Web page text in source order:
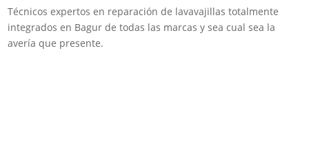
Técnicos expertos en reparación de lavavajillas totalmente
integrados en Bagur de todas las marcas y sea cual sea la
avería que presente.